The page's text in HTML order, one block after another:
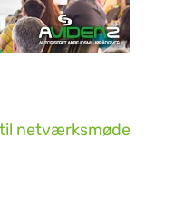
netværksmøde